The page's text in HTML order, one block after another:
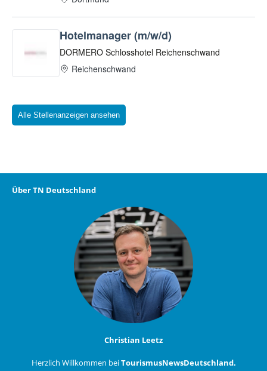
Alle Stellenanzeigen ansehen
Über TN Deutschland
Christian Leetz
Herzlich Willkommen beiTourismusNewsDeutschland.